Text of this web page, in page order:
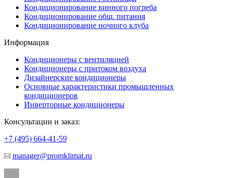
Кондиционирование винного погреба
Кондиционирование общ. питания
Кондиционирование ночного клуба
Информация
Кондиционеры с вентиляцией
Кондиционеры с притоком воздуха
Дизайнерские кондиционеры
Основные характеристики промышленных
кондиционеров
Инверторные кондиционеры
Консультации и заказ:
+7 (495) 664-41-59
manager@promklimat.ru